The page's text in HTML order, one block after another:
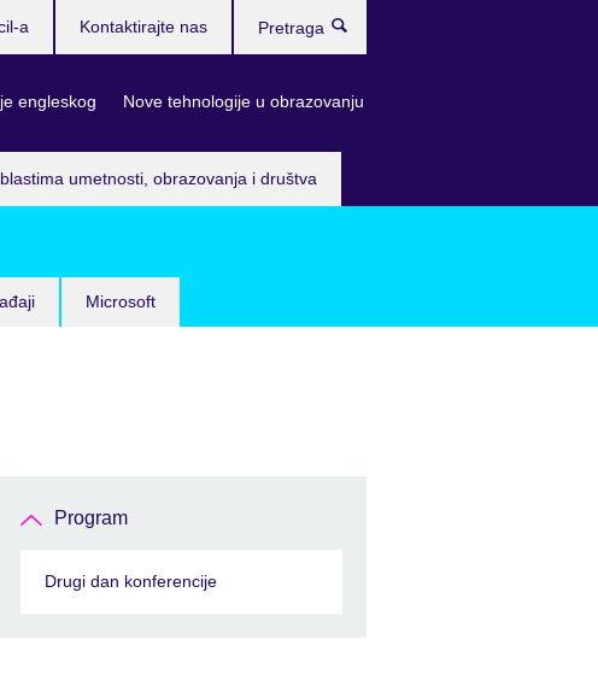
umetnosti, obrazovanja i društva
engleskog Nove tehnologije u obrazovanju
a Kontaktirajte nas
Microsoft
Program
Drugi dan konferencije